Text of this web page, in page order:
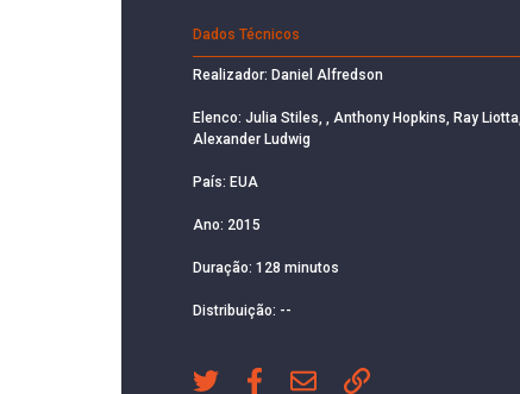
Dados Técnicos
Realizador: Daniel Alfredson
Elenco: Julia Stiles, , Anthony Hopkins, Ray Liotta,
Alexander Ludwig
País: EUA
Ano: 2015
Duração: 128 minutos
Distribuição: --